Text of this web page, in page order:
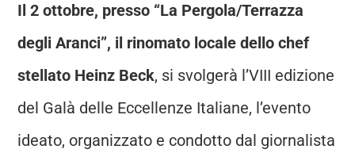
Il 2 ottobre, presso “La Pergola/Terrazza
degli Aranci”, il rinomato locale dello chef
stellato Heinz Beck, si svolgerà l’VIII edizione
del Galà delle Eccellenze Italiane, l’evento
ideato, organizzato e condotto dal giornalista